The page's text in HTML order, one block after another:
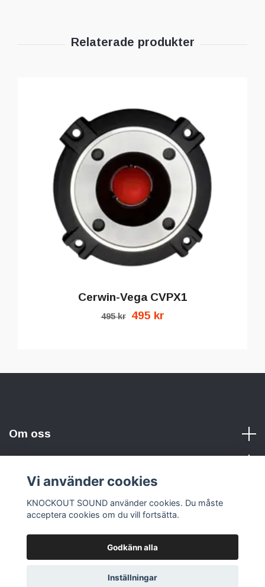
Cerwin-Vega CVPX1
495 kr 495 kr
Om oss
Sociala medier
© 2026 KNOCKOUT SOUND
Vi använder cookies
KNOCKOUT SOUND använder cookies. Du måste
acceptera cookies om du vill fortsätta.
Godkänn alla
Inställningar